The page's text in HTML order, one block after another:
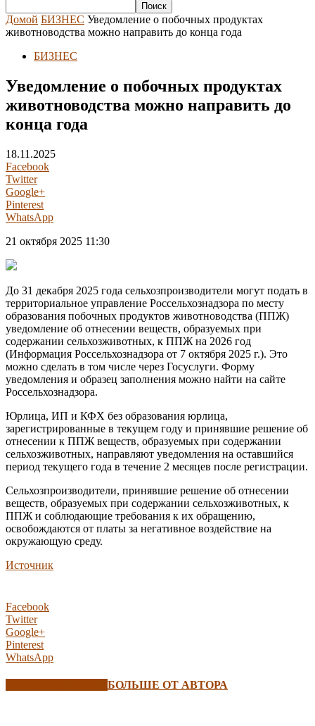
Домой БИЗНЕС Уведомление о побочных продуктах
животноводства можно направить до конца года
БИЗНЕС
Уведомление о побочных продуктах
животноводства можно направить до
конца года
18.11.2025
Facebook
Twitter
Google+
Pinterest
WhatsApp
21 октября 2025 11:30
До 31 декабря 2025 года сельхозпроизводители могут подать в
территориальное управление Россельхознадзора по месту
образования побочных продуктов животноводства (ППЖ)
уведомление об отнесении веществ, образуемых при
содержании сельхозживотных, к ППЖ на 2026 год
(Информация Россельхознадзора от 7 октября 2025 г.). Это
можно сделать в том числе через Госуслуги. Форму
уведомления и образец заполнения можно найти на сайте
Россельхознадзора.
Юрлица, ИП и КФХ без образования юрлица,
зарегистрированные в текущем году и принявшие решение об
отнесении к ППЖ веществ, образуемых при содержании
сельхозживотных, направляют уведомления на оставшийся
период текущего года в течение 2 месяцев после регистрации.
Сельхозпроизводители, принявшие решение об отнесении
веществ, образуемых при содержании сельхозживотных, к
ППЖ и соблюдающие требования к их обращению,
освобождаются от платы за негативное воздействие на
окружающую среду.
Источник
Facebook
Twitter
Google+
Pinterest
WhatsApp
БОЛЬШЕ ОТ АВТОРА